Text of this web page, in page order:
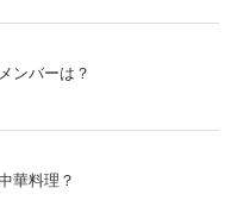
ンバーは？
華料理？